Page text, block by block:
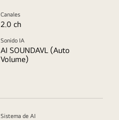
Canales
2.0 ch
Sonido IA
AI SOUNDAVL (Auto
Volume)
Sistema de AI